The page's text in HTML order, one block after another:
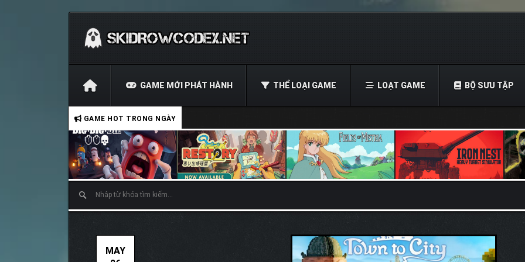
GAME MỚI PHÁT HÀNH THỂ LOẠI GAME LOẠT GAME BỘ SƯU TẬP
GAME HOT TRONG NGÀY
MAY